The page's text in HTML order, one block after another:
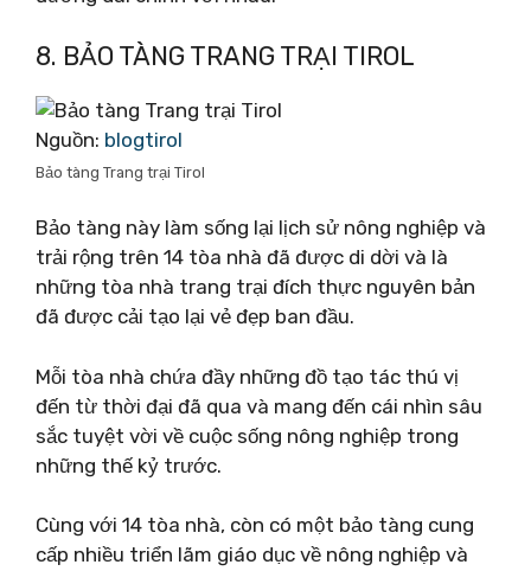
8. BẢO TÀNG TRANG TRẠI TIROL
Nguồn: blogtirol
Bảo tàng Trang trại Tirol
Bảo tàng này làm sống lại lịch sử nông nghiệp và
trải rộng trên 14 tòa nhà đã được di dời và là
những tòa nhà trang trại đích thực nguyên bản
đã được cải tạo lại vẻ đẹp ban đầu.
Mỗi tòa nhà chứa đầy những đồ tạo tác thú vị
đến từ thời đại đã qua và mang đến cái nhìn sâu
sắc tuyệt vời về cuộc sống nông nghiệp trong
những thế kỷ trước.
Cùng với 14 tòa nhà, còn có một bảo tàng cung
cấp nhiều triển lãm giáo dục về nông nghiệp và